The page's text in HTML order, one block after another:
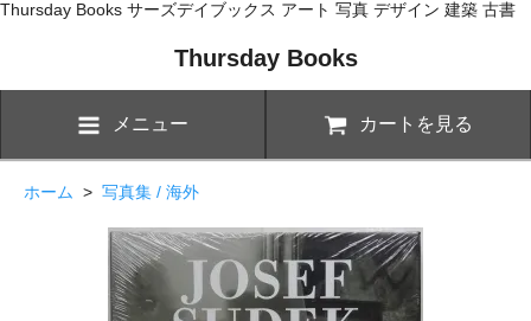
Thursday Books サーズデイブックス アート 写真 デザイン 建築 古書
Thursday Books
メニュー カートを見る
ホーム > 写真集 / 海外